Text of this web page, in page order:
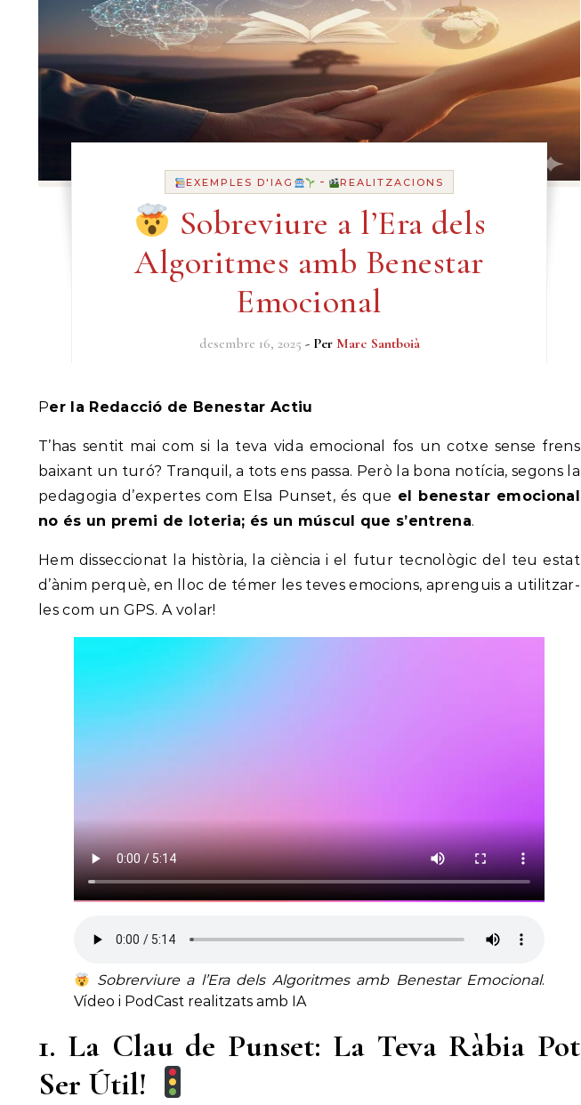
EXEMPLES D'IAG - REALITZACIONS
Sobreviure a l’Era dels
Algoritmes amb Benestar
Emocional
desembre 16, 2025 - Per Marc Santboià
Per la Redacció de Benestar Actiu
T’has sentit mai com si la teva vida emocional fos un cotxe sense frens
baixant un turó? Tranquil, a tots ens passa. Però la bona notícia, segons la
pedagogia d’expertes com Elsa Punset, és que el benestar emocional
no és un premi de loteria; és un múscul que s’entrena.
Hem disseccionat la història, la ciència i el futur tecnològic del teu estat
d’ànim perquè, en lloc de témer les teves emocions, aprenguis a utilitzar-
les com un GPS. A volar!
Sobrerviure a l’Era dels Algoritmes amb Benestar Emocional.
Vídeo i PodCast realitzats amb IA
1. La Clau de Punset: La Teva Ràbia Pot
Ser Útil!